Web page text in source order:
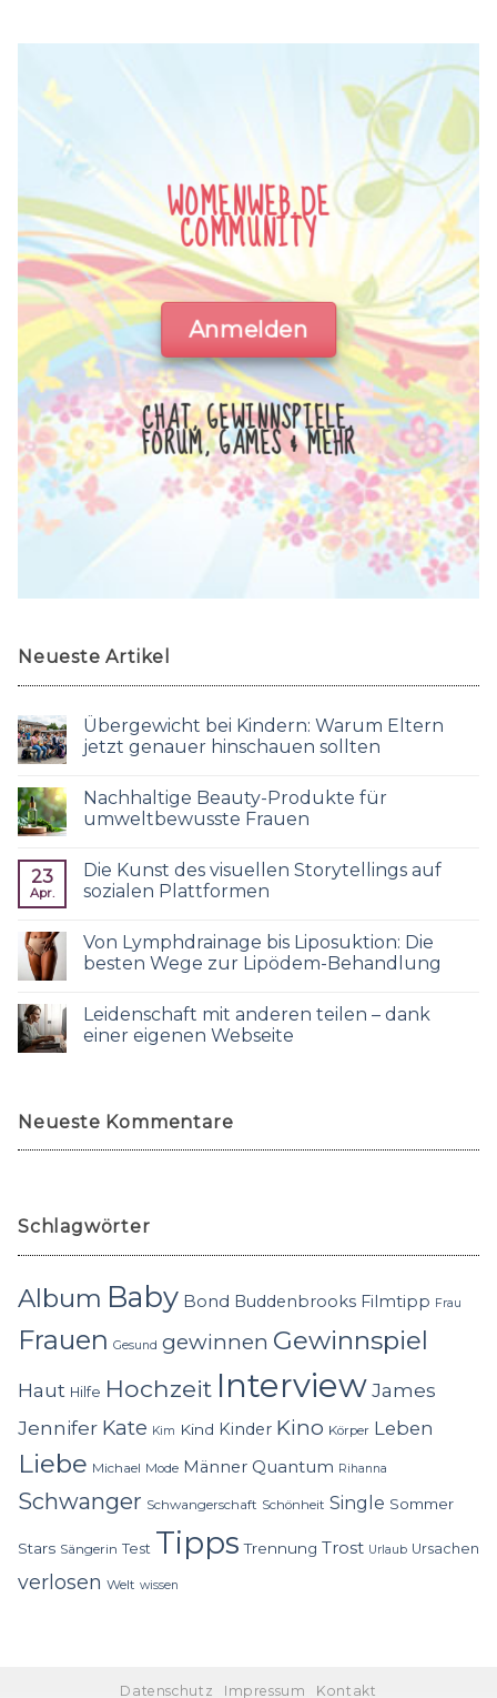
WOMENWEB.DE
COMMUNITY
Anmelden
CHAT, GEWINNSPIELE,
FORUM, GAMES & MEHR
Neueste Artikel
Übergewicht bei Kindern: Warum Eltern
jetzt genauer hinschauen sollten
Nachhaltige Beauty-Produkte für
umweltbewusste Frauen
23
Apr.
Die Kunst des visuellen Storytellings auf
sozialen Plattformen
Von Lymphdrainage bis Liposuktion: Die
besten Wege zur Lipödem-Behandlung
Leidenschaft mit anderen teilen – dank
einer eigenen Webseite
Neueste Kommentare
Schlagwörter
Album Baby Bond Buddenbrooks Filmtipp Frau
Frauen Gesund gewinnen Gewinnspiel
Haut Hilfe Hochzeit InterviewJames
Jennifer Kate Kim Kind Kinder Kino Körper Leben
Liebe Michael Mode Männer Quantum Rihanna
Schwanger Schwangerschaft Schönheit Single Sommer
Stars Sängerin Test Tipps Trennung Trost Urlaub Ursachen
verlosen Welt wissen
Datenschutz Impressum Kontakt